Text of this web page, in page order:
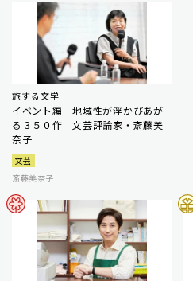
旅する文学
イベント編 地域性が浮かびあが
る３５０作 文芸評論家・斎藤美
奈子
文芸
斎藤美奈子